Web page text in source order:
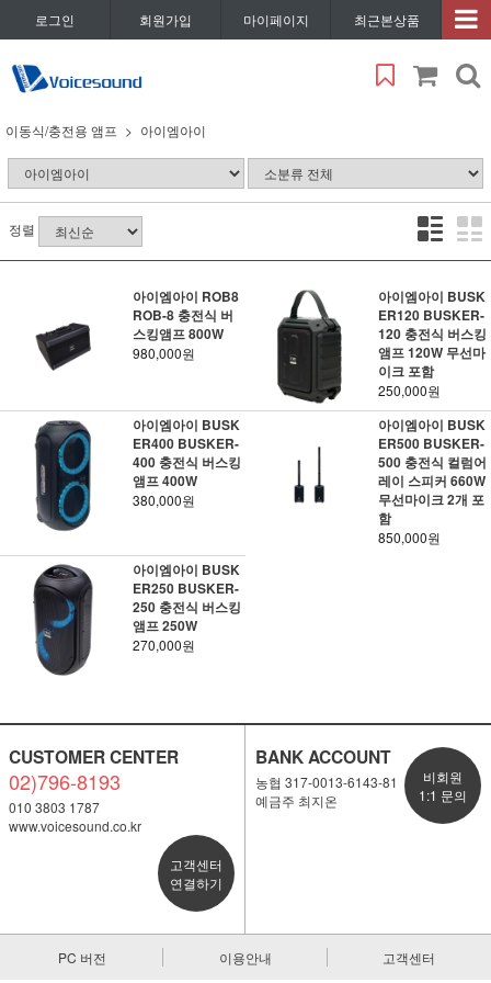
로그인 회원가입 마이페이지 최근본상품
이동식/충전용 앰프 아이엠아이
정렬
아이엠아이 ROB8
ROB-8 충전식 버
스킹앰프 800W
980,000원
아이엠아이 BUSK
ER120 BUSKER-
120 충전식 버스킹
앰프 120W 무선마
이크 포함
250,000원
아이엠아이 BUSK
ER400 BUSKER-
400 충전식 버스킹
앰프 400W
380,000원
아이엠아이 BUSK
ER500 BUSKER-
500 충전식 컬럼어
레이 스피커 660W
무선마이크 2개 포
함
850,000원
아이엠아이 BUSK
ER250 BUSKER-
250 충전식 버스킹
앰프 250W
270,000원
CUSTOMER CENTER
02)796-8193
010 3803 1787
www.voicesound.co.kr
고객센터
연결하기
BANK ACCOUNT
농협 317-0013-6143-81
예금주 최지온
비회원
1:1 문의
PC 버전 이용안내 고객센터